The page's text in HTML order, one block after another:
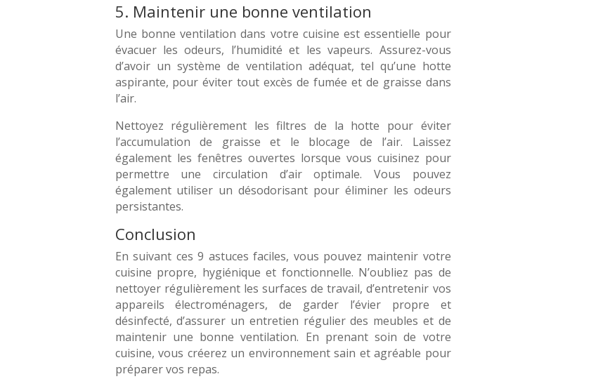
5. Maintenir une bonne ventilation
Une bonne ventilation dans votre cuisine est essentielle pour
évacuer les odeurs, l’humidité et les vapeurs. Assurez-vous
d’avoir un système de ventilation adéquat, tel qu’une hotte
aspirante, pour éviter tout excès de fumée et de graisse dans
l’air.
Nettoyez régulièrement les filtres de la hotte pour éviter
l’accumulation de graisse et le blocage de l’air. Laissez
également les fenêtres ouvertes lorsque vous cuisinez pour
permettre une circulation d’air optimale. Vous pouvez
également utiliser un désodorisant pour éliminer les odeurs
persistantes.
Conclusion
En suivant ces 9 astuces faciles, vous pouvez maintenir votre
cuisine propre, hygiénique et fonctionnelle. N’oubliez pas de
nettoyer régulièrement les surfaces de travail, d’entretenir vos
appareils électroménagers, de garder l’évier propre et
désinfecté, d’assurer un entretien régulier des meubles et de
maintenir une bonne ventilation. En prenant soin de votre
cuisine, vous créerez un environnement sain et agréable pour
préparer vos repas.